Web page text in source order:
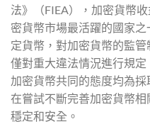
法》（FIEA），加密貨幣
密貨幣市場最活躍的國家
定貨幣，對加密貨幣的監
僅對重大違法情況進行規
加密貨幣共同的態度均為
在嘗試不斷完善加密貨幣
穩定和安全。